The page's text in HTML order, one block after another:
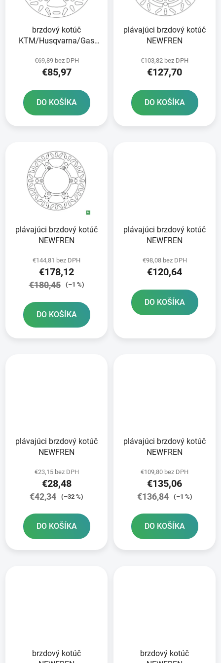
brzdový kotúč
KTM/Husqvarna/Gas
€69,89 bez DPH
€85,97
DO KOŠÍKA
plávajúci brzdový kotúč
NEWFREN
€103,82 bez DPH
€127,70
DO KOŠÍKA
plávajúci brzdový kotúč
NEWFREN
€144,81 bez DPH
€178,12
€180,45 (–1 %)
DO KOŠÍKA
plávajúci brzdový kotúč
NEWFREN
€98,08 bez DPH
€120,64
DO KOŠÍKA
plávajúci brzdový kotúč
NEWFREN
€23,15 bez DPH
€28,48
€42,34 (–32 %)
DO KOŠÍKA
plávajúci brzdový kotúč
NEWFREN
€109,80 bez DPH
€135,06
€136,84 (–1 %)
DO KOŠÍKA
brzdový kotúč
brzdový kotúč